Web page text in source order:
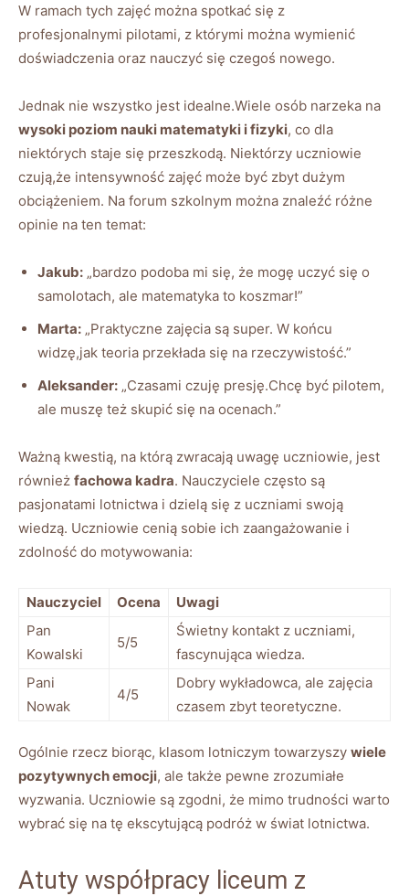
W ramach tych zajęć można spotkać się z
profesjonalnymi pilotami, z którymi można wymienić
doświadczenia oraz nauczyć się czegoś nowego.
Jednak nie wszystko jest idealne.Wiele osób narzeka na
wysoki poziom nauki matematyki i fizyki, co dla
niektórych staje się przeszkodą. Niektórzy uczniowie
czują,że intensywność zajęć może być zbyt dużym
obciążeniem. Na forum szkolnym można znaleźć różne
opinie na ten temat:
Jakub: „bardzo podoba mi się, że mogę uczyć się o
samolotach, ale matematyka to koszmar!”
Marta: „Praktyczne zajęcia są super. W końcu
widzę,jak teoria przekłada się na rzeczywistość.”
Aleksander: „Czasami czuję presję.Chcę być pilotem,
ale muszę też skupić się na ocenach.”
Ważną kwestią, na którą zwracają uwagę uczniowie, jest
również fachowa kadra. Nauczyciele często są
pasjonatami lotnictwa i dzielą się z uczniami swoją
wiedzą. Uczniowie cenią sobie ich zaangażowanie i
zdolność do motywowania:
Nauczyciel Ocena
Uwagi
Pan
Kowalski
5/5
Świetny kontakt z uczniami,
fascynująca wiedza.
Pani
Nowak
4/5
Dobry wykładowca, ale zajęcia
czasem zbyt teoretyczne.
Ogólnie rzecz biorąc, klasom lotniczym towarzyszy wiele
pozytywnych emocji, ale także pewne zrozumiałe
wyzwania. Uczniowie są zgodni, że mimo trudności warto
wybrać się na tę ekscytującą podróż w świat lotnictwa.
Atuty współpracy liceum z